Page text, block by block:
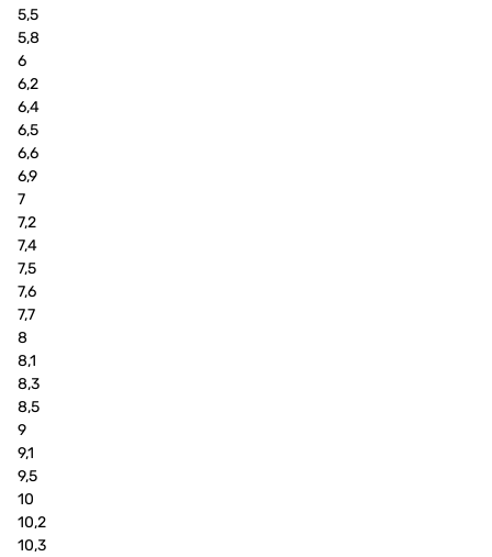
5,5
5,8
6
6,2
6,4
6,5
6,6
6,9
7
7,2
7,4
7,5
7,6
7,7
8
8,1
8,3
8,5
9
9,1
9,5
10
10,2
10,3